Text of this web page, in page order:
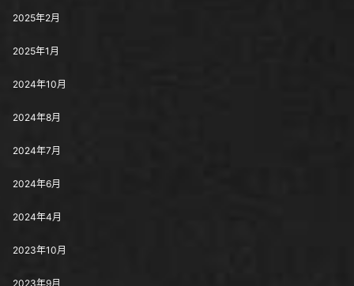
2025年2月
2025年1月
2024年10月
2024年8月
2024年7月
2024年6月
2024年4月
2023年10月
2023年9月